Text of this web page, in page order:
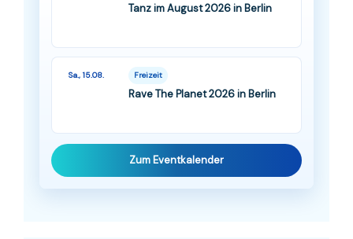
Tanz im August 2026 in Berlin
Sa., 15.08. Freizeit
Rave The Planet 2026 in Berlin
Zum Eventkalender